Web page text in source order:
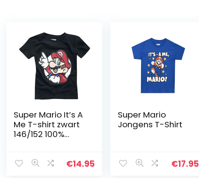
Super Mario It’s A
Me T-shirt zwart
146/152 100%
Nintendo
€14.95
Super Mario
Jongens T-Shirt
€17.95